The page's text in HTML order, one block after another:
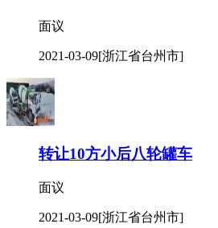
面议
2021-03-09[浙江省台州市]
转让10方小后八轮罐车
面议
2021-03-09[浙江省台州市]